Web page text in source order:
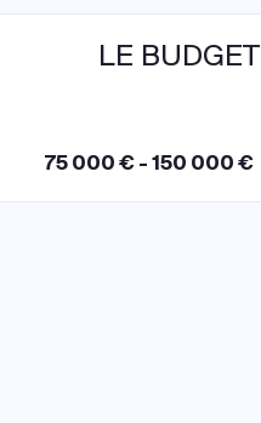
LE BUDGET
75 000 € - 150 000 €